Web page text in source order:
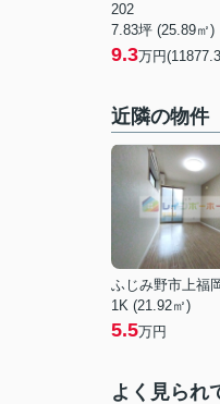
202
7.83坪 (25.89㎡)
9.3万円
近隣の物件
ふじみ野市上福
1K (21.92㎡)
5.5万円
よく見られ